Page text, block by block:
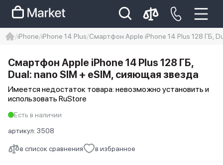
Iphone 14 pro max
айфон 14
iPhone iPhone 14 Plus Смартфон Apple iPhone 14 Plus 128 ГБ,
в список сравнения в избранное
Смартфон Apple iPhone 14 Plus 128 ГБ,
Dual: nano SIM + eSIM, сияющая звезда
Имеется недостаток товара: невозможно установить и
использовать RuStore
Есть в наличии
артикул: 3508